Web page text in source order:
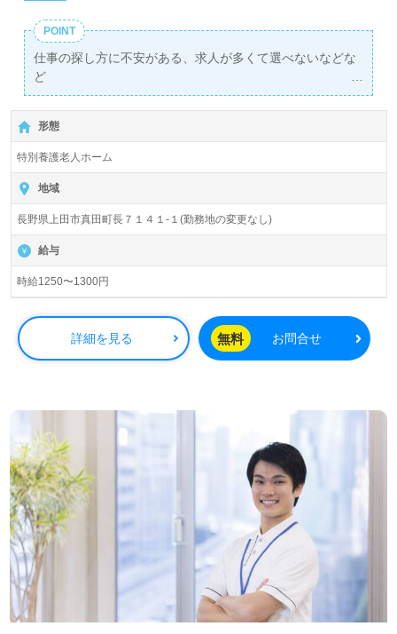
POINT
仕事の探し方に不安がある、求人が多くて選べないなどな
ど
弊社担当が1対1であなたをサポートします！
形態
特別養護老人ホーム
地域
長野県上田市真田町長７１４１-１(勤務地の変更なし)
給与
時給1250〜1300円
詳細を見る 無料 お問合せ